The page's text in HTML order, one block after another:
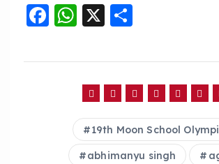
F
c
W
a
ts
A
p
p
X
a
re
19th Moon School
abhimanyu singh